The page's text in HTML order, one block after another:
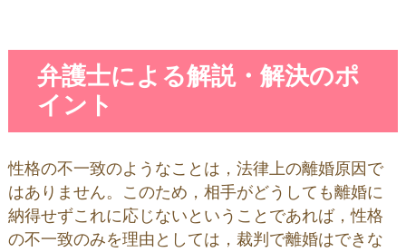
弁護士による解説・解決のポ
イント
性格の不一致のようなことは，法律上の離婚原因で
はありません。このため，相手がどうしても離婚に
納得せずこれに応じないということであれば，性格
の不一致のみを理由としては，裁判で離婚はできな